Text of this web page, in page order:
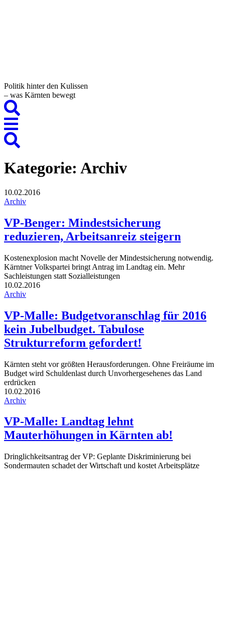
Politik hinter den Kulissen
– was Kärnten bewegt
Kategorie: Archiv
10.02.2016
Archiv
VP-Benger: Mindestsicherung
reduzieren, Arbeitsanreiz steigern
Kostenexplosion macht Novelle der Mindestsicherung notwendig.
Kärntner Volkspartei bringt Antrag im Landtag ein. Mehr
Sachleistungen statt Sozialleistungen
10.02.2016
Archiv
VP-Malle: Budgetvoranschlag für 2016
kein Jubelbudget. Tabulose
Strukturreform gefordert!
Kärnten steht vor größten Herausforderungen. Ohne Freiräume im
Budget wird Schuldenlast durch Unvorhergesehenes das Land
erdrücken
10.02.2016
Archiv
VP-Malle: Landtag lehnt
Mauterhöhungen in Kärnten ab!
Dringlichkeitsantrag der VP: Geplante Diskriminierung bei
Sondermauten schadet der Wirtschaft und kostet Arbeitsplätze